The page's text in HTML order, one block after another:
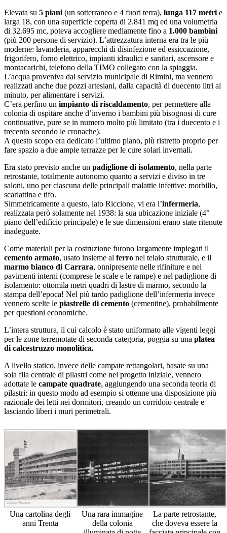
Elevata su 5 piani (un sotterraneo e 4 fuori terra), lunga 117 metri e
larga 18, con una superficie coperta di 2.841 mq ed una volumetria
di 32.695 mc, poteva accogliere mediamente fino a 1.000 bambini
(più 200 persone di servizio). L’attrezzatura interna era tra le più
moderne: lavanderia, apparecchi di disinfezione ed essiccazione,
frigorifero, forno elettrico, impianti idraulici e sanitari, ascensore e
montacarichi, telefono della TIMO collegato con la spiaggia.
L’acqua proveniva dal servizio municipale di Rimini, ma vennero
realizzati anche due pozzi artesiani, dalla capacità di duecento litri al
minuto, per alimentare i servizi.
C’era perfino un impianto di riscaldamento, per permettere alla
colonia di ospitare anche d’inverno i bambini più bisognosi di cure
continuative, pure se in numero molto più limitato (tra i duecento e i
trecento secondo le cronache).
A questo scopo era dedicato l’ultimo piano, più ristretto proprio per
fare spazio a due ampie terrazze per le cure solari invernali.
Era stato previsto anche un padiglione di isolamento, nella parte
retrostante, totalmente autonomo quanto a servizi e diviso in tre
saloni, uno per ciascuna delle principali malattie infettive: morbillo,
scarlattina e tifo.
Simmetricamente a questo, lato Riccione, vi era l’infermeria,
realizzata però solamente nel 1938: la sua ubicazione iniziale (4°
piano dell’edificio principale) e le sue dimensioni erano state ritenute
inadeguate.
Come materiali per la costruzione furono largamente impiegati il
cemento armato, usato insieme al ferro nel telaio strutturale, e il
marmo bianco di Carrara, onnipresente nelle rifiniture e nei
pavimenti interni (comprese le scale e le rampe) e nel padiglione di
isolamento: ottomila metri quadri di lastre di marmo, secondo la
stampa dell’epoca! Nel più tardo padiglione dell’infermeria invece
vennero scelte le piastrelle di cemento (cementine), probabilmente
per questioni economiche.
L’intera struttura, il cui calcolo è stato uniformato alle vigenti leggi
per le zone terremotate di seconda categoria, poggia su una platea
di calcestruzzo monolitica.
A livello statico, invece delle campate rettangolari, basate su una
sola fila centrale di pilastri come nel progetto iniziale, vennero
adottate le campate quadrate, aggiungendo una seconda teoria di
pilastri: in questo modo ad esempio si ottenne una disposizione più
razionale dei letti nei dormitori, creando un corridoio centrale e
lasciando liberi i muri perimetrali.
Una cartolina degli
anni Trenta
Una rara immagine
della colonia
La parte retrostante,
che doveva essere la